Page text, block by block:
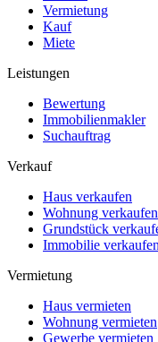
Vermietung
Kauf
Miete
Leistungen
Bewertung
Immobilienmakler
Suchauftrag
Verkauf
Haus verkaufen
Wohnung verkaufen
Grundstück
Immobilie verkaufen
Vermietung
Haus vermieten
Wohnung vermieten
Gewerbe vermieten